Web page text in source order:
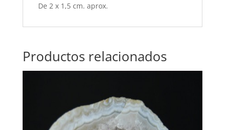
De 2 x 1,5 cm. aprox.
Productos relacionados